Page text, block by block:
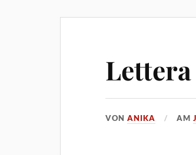
Lettera
VONANIKA AM